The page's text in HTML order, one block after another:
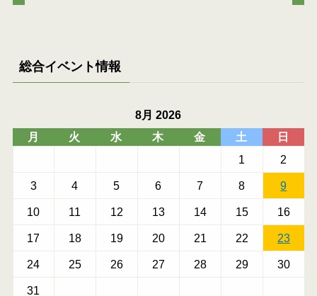
総合イベント情報
8月 2026
月
火 水 木 金 土
日
1
2
3 4 5 6 7 8 9
10 11 12 13 14 15 16
17 18 19 20 21 22 23
24 25 26 27 28 29 30
31